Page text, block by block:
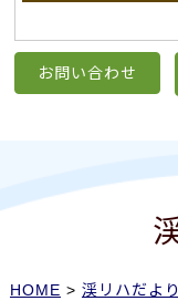
お問い合わせ
HOME > 渓リハだより